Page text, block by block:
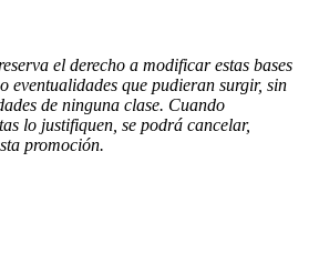
el derecho a modificar estas bases
eventualidades que pudieran surgir, sin
de ninguna clase. Cuando
lo justifiquen, se podrá cancelar,
promoción.